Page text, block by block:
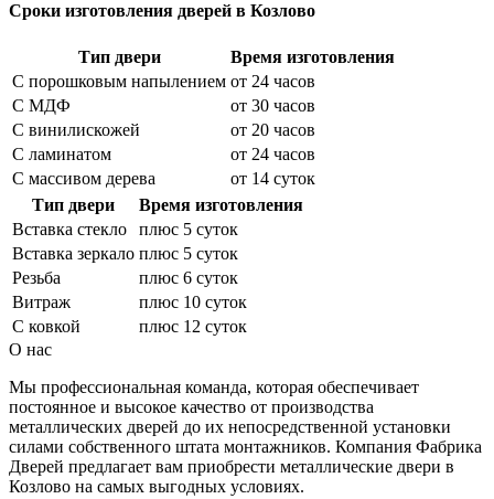
Сроки изготовления дверей в Козлово
Тип двери
Время изготовления
С порошковым напылением от 24 часов
С МДФ
от 30 часов
С винилискожей
от 20 часов
С ламинатом
от 24 часов
С массивом дерева
от 14 суток
Тип двери
Время изготовления
Вставка стекло
плюс 5 суток
Вставка зеркало плюс 5 суток
Резьба
плюс 6 суток
Витраж
плюс 10 суток
С ковкой
плюс 12 суток
О нас
Мы профессиональная команда, которая обеспечивает
постоянное и высокое качество от производства
металлических дверей до их непосредственной установки
силами собственного штата монтажников. Компания Фабрика
Дверей предлагает вам приобрести металлические двери в
Козлово на самых выгодных условиях.